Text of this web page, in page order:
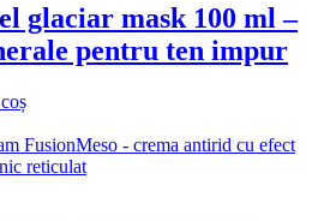
glaciar mask 100 ml –
pentru ten impur